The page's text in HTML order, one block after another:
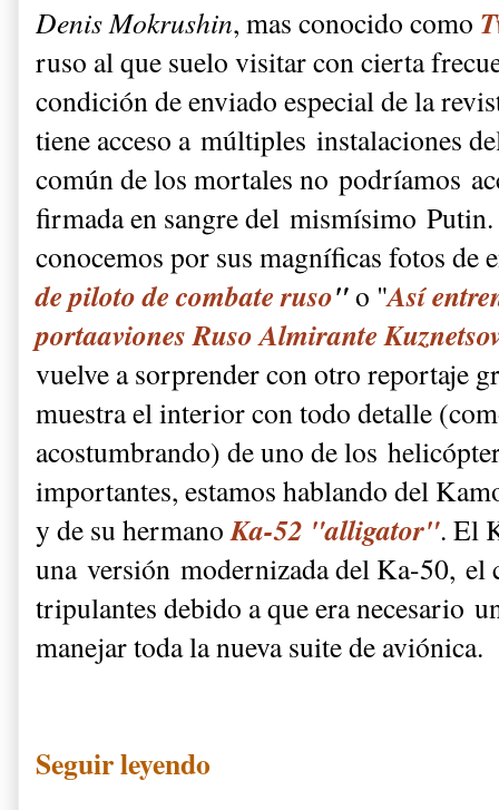
Denis Mokrushin, mas conocido como
ruso al que suelo visitar con cierta
condición de enviado especial de la
tiene acceso a múltiples instalaciones
común de los mortales no podríamos
firmada en sangre del mismísimo
conocemos por sus magníficas fotos de
de piloto de combate ruso"o "Así
portaaviones Ruso Almirante
vuelve a sorprender con otro reportaje
muestra el interior con todo detalle
acostumbrando) de uno de los
importantes, estamos hablando del
y de su hermano Ka-52 "alligator". El
una versión modernizada del Ka-50, el
tripulantes debido a que era necesario
manejar toda la nueva suite de aviónica.
Seguir leyendo